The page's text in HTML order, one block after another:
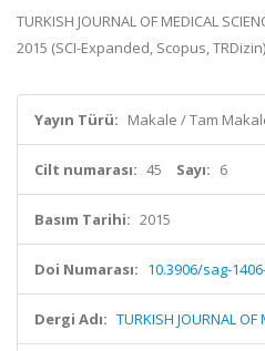
TURKISH JOURNAL OF MEDICAL
2015 (SCI-Expanded, Scopus, TRDizin)
Yayın Türü: Makale / Tam
Cilt numarası: 45 Sayı: 6
Basım Tarihi: 2015
Doi Numarası: 10.3906/sag-
Dergi Adı: TURKISH JOURNAL OF